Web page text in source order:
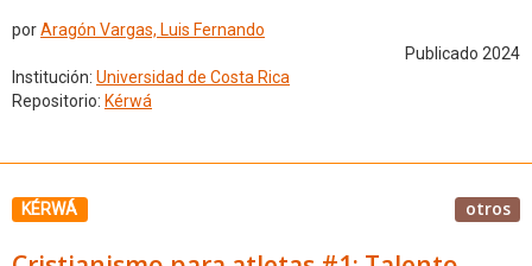
porAragón Vargas, Luis Fernando
Publicado 2024
Institución: Universidad de Costa Rica
Repositorio: Kérwá
KÉRWÁ otros